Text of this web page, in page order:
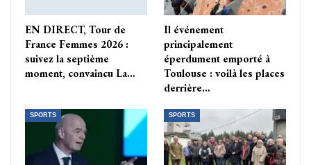
EN DIRECT, Tour de
France Femmes 2026 :
suivez la septième
moment, convaincu La…
Il événement
principalement
éperdument emporté à
Toulouse : voilà les places
derrière…
SPORTS SPORTS